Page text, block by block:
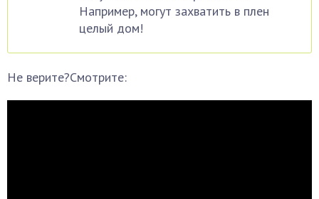
Например, могут захватить в плен
целый дом!
Не верите?Смотрите: